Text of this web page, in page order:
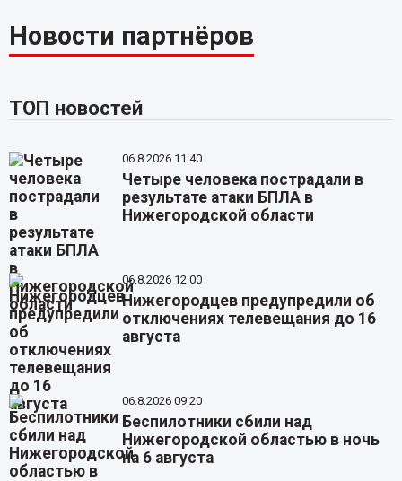
Новости партнёров
ТОП новостей
06.8.2026 11:40
Четыре человека пострадали в
результате атаки БПЛА в
Нижегородской области
06.8.2026 12:00
Нижегородцев предупредили об
отключениях телевещания до 16
августа
06.8.2026 09:20
Беспилотники сбили над
Нижегородской областью в ночь
на 6 августа